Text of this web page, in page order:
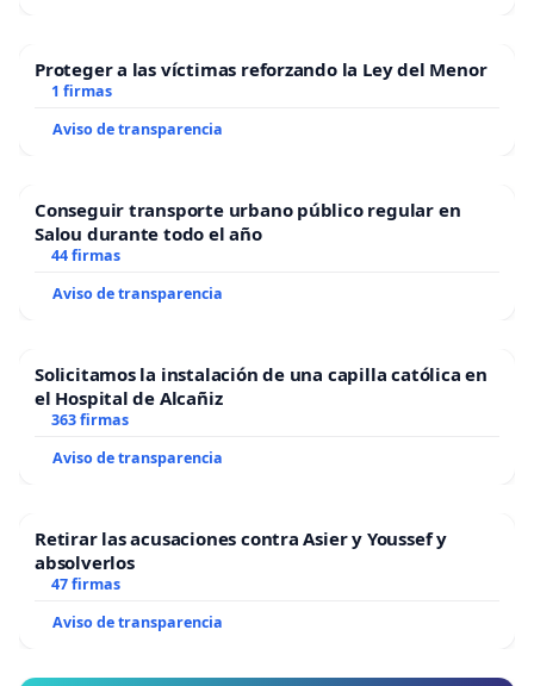
Proteger a las víctimas reforzando la Ley del Menor
1 firmas
Aviso de transparencia
Conseguir transporte urbano público regular en
Salou durante todo el año
44 firmas
Aviso de transparencia
Solicitamos la instalación de una capilla católica en
el Hospital de Alcañiz
363 firmas
Aviso de transparencia
Retirar las acusaciones contra Asier y Youssef y
absolverlos
47 firmas
Aviso de transparencia